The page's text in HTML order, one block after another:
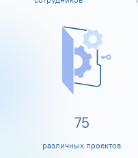
80
различных проектов